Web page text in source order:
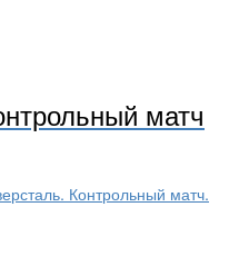
матч
Контрольный матч.